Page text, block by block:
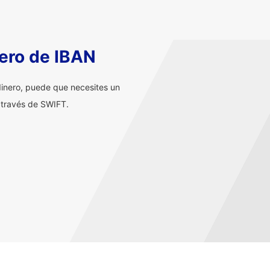
de IBAN
puede que necesites un
de SWIFT.